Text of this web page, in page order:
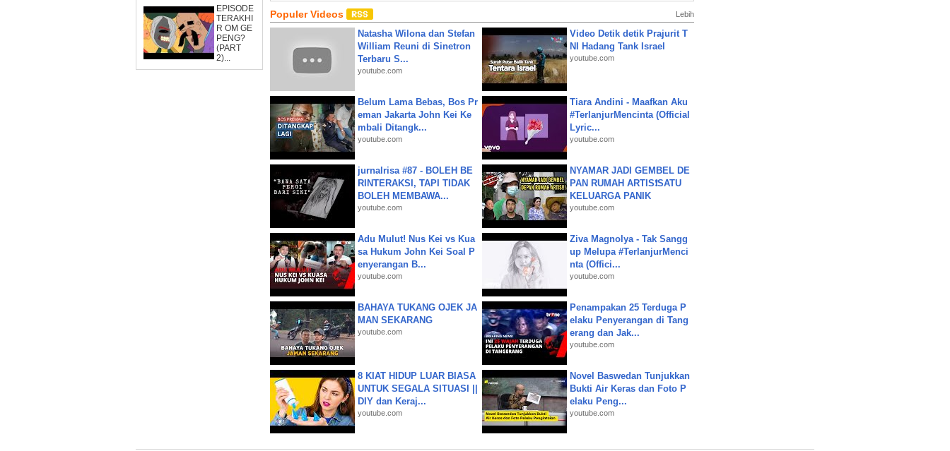
EPISODE
TERAKHI
R OM GE
PENG?
(PART
2)...
Populer Videos Lebih
Natasha Wilona dan Stefan
William Reuni di Sinetron
Terbaru S...
youtube.com
Video Detik detik Prajurit T
NI Hadang Tank Israel
youtube.com
Belum Lama Bebas, Bos Pr
eman Jakarta John Kei Ke
mbali Ditangk...
youtube.com
Tiara Andini - Maafkan Aku
#TerlanjurMencinta (Official
Lyric...
youtube.com
jurnalrisa #87 - BOLEH BE
RINTERAKSI, TAPI TIDAK
BOLEH MEMBAWA...
youtube.com
NYAMAR JADI GEMBEL DE
PAN RUMAH ARTIS❗SATU
KELUARGA PANIK
youtube.com
Adu Mulut! Nus Kei vs Kua
sa Hukum John Kei Soal P
enyerangan B...
youtube.com
Ziva Magnolya - Tak Sangg
up Melupa #TerlanjurMenci
nta (Offici...
youtube.com
BAHAYA TUKANG OJEK JA
MAN SEKARANG
youtube.com
Penampakan 25 Terduga P
elaku Penyerangan di Tang
erang dan Jak...
youtube.com
8 KIAT HIDUP LUAR BIASA
UNTUK SEGALA SITUASI ||
DIY dan Keraj...
youtube.com
Novel Baswedan Tunjukkan
Bukti Air Keras dan Foto P
elaku Peng...
youtube.com